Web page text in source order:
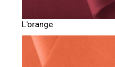
L'orange